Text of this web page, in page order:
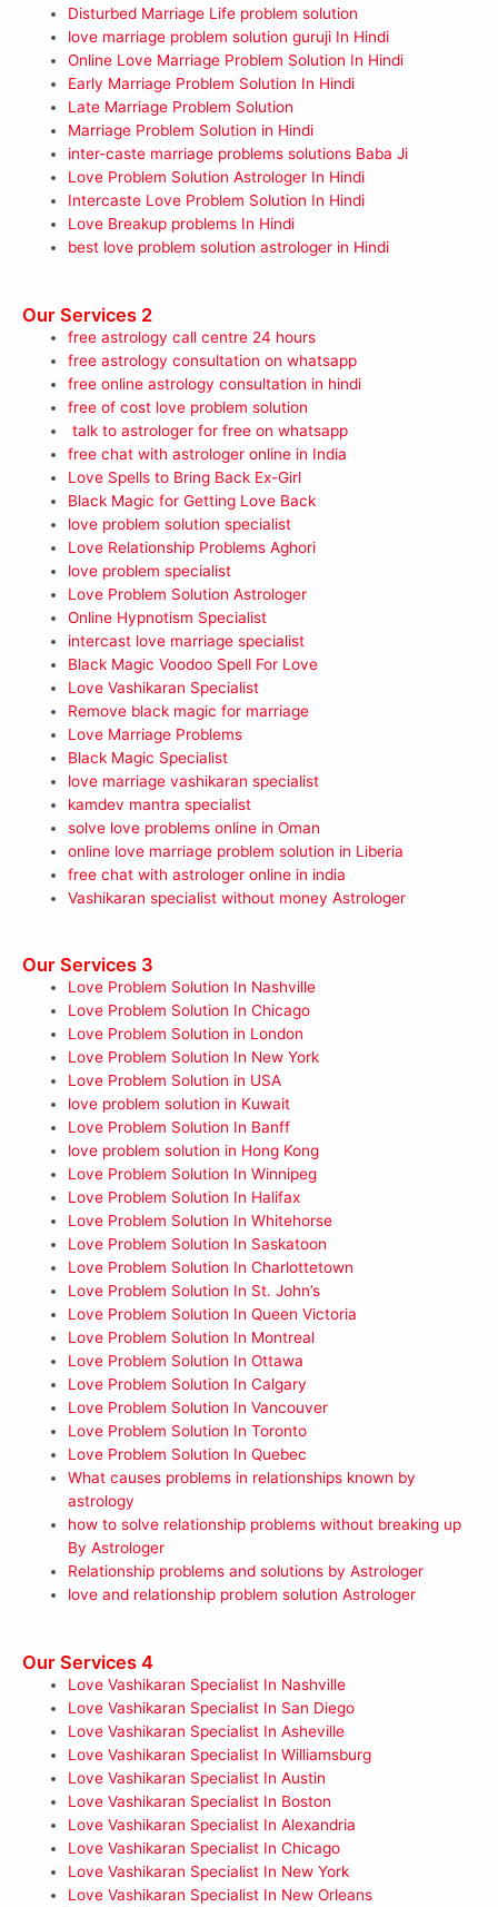
Disturbed Marriage Life problem solution
love marriage problem solution guruji In Hindi
Online Love Marriage Problem Solution In Hindi
Early Marriage Problem Solution In Hindi
Late Marriage Problem Solution
Marriage Problem Solution in Hindi
inter-caste marriage problems solutions Baba Ji
Love Problem Solution Astrologer In Hindi
Intercaste Love Problem Solution In Hindi
Love Breakup problems In Hindi
best love problem solution astrologer in Hindi
Our Services 2
free astrology call centre 24 hours
free astrology consultation on whatsapp
free online astrology consultation in hindi
free of cost love problem solution
talk to astrologer for free on whatsapp
free chat with astrologer online in India
Love Spells to Bring Back Ex-Girl
Black Magic for Getting Love Back
love problem solution specialist
Love Relationship Problems Aghori
love problem specialist
Love Problem Solution Astrologer
Online Hypnotism Specialist
intercast love marriage specialist
Black Magic Voodoo Spell For Love
Love Vashikaran Specialist
Remove black magic for marriage
Love Marriage Problems
Black Magic Specialist
love marriage vashikaran specialist
kamdev mantra specialist
solve love problems online in Oman
online love marriage problem solution in Liberia
free chat with astrologer online in india
Vashikaran specialist without money Astrologer
Our Services 3
Love Problem Solution In Nashville
Love Problem Solution In Chicago
Love Problem Solution in London
Love Problem Solution In New York
Love Problem Solution in USA
love problem solution in Kuwait
Love Problem Solution In Banff
love problem solution in Hong Kong
Love Problem Solution In Winnipeg
Love Problem Solution In Halifax
Love Problem Solution In Whitehorse
Love Problem Solution In Saskatoon
Love Problem Solution In Charlottetown
Love Problem Solution In St. John’s
Love Problem Solution In Queen Victoria
Love Problem Solution In Montreal
Love Problem Solution In Ottawa
Love Problem Solution In Calgary
Love Problem Solution In Vancouver
Love Problem Solution In Toronto
Love Problem Solution In Quebec
What causes problems in relationships known by
astrology
how to solve relationship problems without breaking up
By Astrologer
Relationship problems and solutions by Astrologer
love and relationship problem solution Astrologer
Our Services 4
Love Vashikaran Specialist In Nashville
Love Vashikaran Specialist In San Diego
Love Vashikaran Specialist In Asheville
Love Vashikaran Specialist In Williamsburg
Love Vashikaran Specialist In Austin
Love Vashikaran Specialist In Boston
Love Vashikaran Specialist In Alexandria
Love Vashikaran Specialist In Chicago
Love Vashikaran Specialist In New York
Love Vashikaran Specialist In New Orleans